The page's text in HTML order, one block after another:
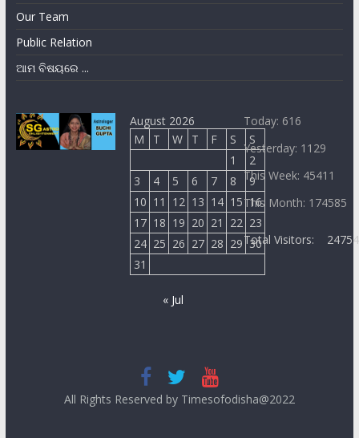
Our Team
Public Relation
ଆମ ବିଷୟରେ ...
August 2026
M
T W T F S
S
1
2
3
4 5 6 7 8
9
10 11 12 13 14 15 16
17 18 19 20 21 22 23
24 25 26 27 28 29 30
31
« Jul
Today: 616
Yesterday: 1129
This Week: 45411
This Month: 174585
Total Visitors:
All Rights Reserved by Timesofodisha@2022